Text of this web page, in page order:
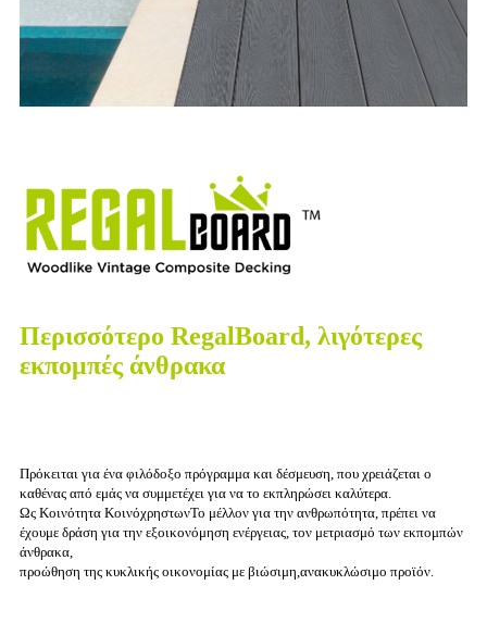
Περισσότερο RegalBoard, λιγότερες
εκπομπές άνθρακα
Πρόκειται για ένα φιλόδοξο πρόγραμμα και δέσμευση, που χρειάζεται ο
καθένας από εμάς να συμμετέχει για να το εκπληρώσει καλύτερα.
Ως Κοινότητα ΚοινόχρηστωνΤο μέλλον για την ανθρωπότητα, πρέπει να
έχουμε δράση για την εξοικονόμηση ενέργειας, τον μετριασμό των εκπομπών
άνθρακα,
προώθηση της κυκλικής οικονομίας με βιώσιμη, ανακυκλώσιμο προϊόν.